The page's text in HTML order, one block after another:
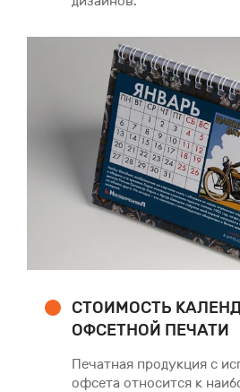
СТОИМОСТЬ
ОФСЕТНОЙ ПЕЧАТИ
Печатная продукция с
офсета относится к